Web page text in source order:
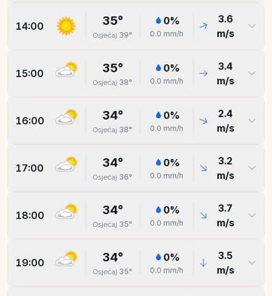
14:00 35°
Osjećaj 39°
0%
0.0 mm/h
3.6
m/s
15:00 35°
Osjećaj 38°
0%
0.0 mm/h
3.4
m/s
16:00 34°
Osjećaj 38°
0%
0.0 mm/h
2.4
m/s
17:00 34°
Osjećaj 36°
0%
0.0 mm/h
3.2
m/s
18:00 34°
Osjećaj 35°
0%
0.0 mm/h
3.7
m/s
19:00 34°
Osjećaj 35°
0%
0.0 mm/h
3.5
m/s